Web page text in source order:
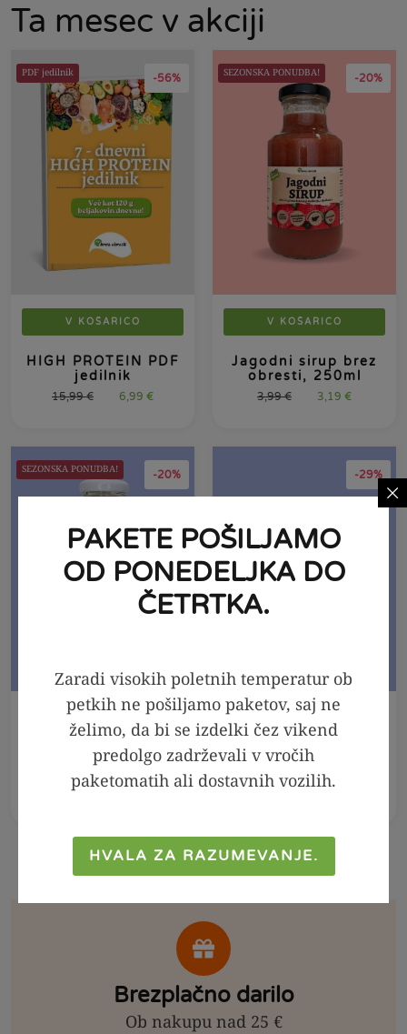
Ta mesec v akciji
-56%
PDF jedilnik
V KOŠARICO
HIGH PROTEIN PDF
jedilnik
15,99€ 6,99 €
-20%
SEZONSKA PONUDBA!
V KOŠARICO
Jagodni sirup brez
obresti, 250ml
3,99€ 3,19 €
-20%
SEZONSKA PONUDBA!
Meta - melisa sirup,
250ml
2,99
-29%
Arašidov namaz 100
% - Crunchy, 300g
Brezplačno darilo
Ob nakupu nad 25 €
PAKETE POŠILJAMO
OD PONEDELJKA DO
ČETRTKA.
Zaradi visokih poletnih temperatur ob
petkih ne pošiljamo paketov, saj ne
želimo, da bi se izdelki čez vikend
predolgo zadrževali v vročih
paketomatih ali dostavnih vozilih.
HVALA ZA RAZUMEVANJE.